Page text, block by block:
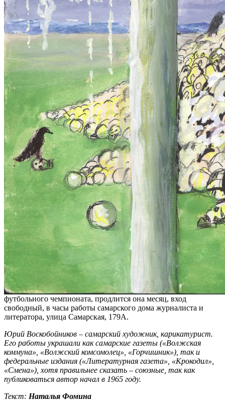
футбольного чемпионата, продлится она месяц, вход
свободный, в часы работы самарского дома журналиста и
литератора, улица Самарская, 179А.
Юрий Воскобойников – самарский художник, карикатурист.
Его работы украшали как самарские газеты («Волжская
коммуна», «Волжский комсомолец», «Горчишник»), так и
федеральные издания («Литературная газета», «Крокодил»,
«Смена»), хотя правильнее сказать – союзные, так как
публиковаться автор начал в 1965 году.
Текст: Наталья Фомина